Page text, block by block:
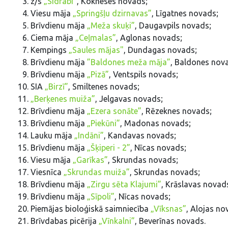
Viesu māja „Springšļu dzirnavas”, Līgatnes novads;
Brīvdienu māja „Meža skuķi”, Daugavpils novads;
Ciema māja „Ceļmalas”, Aglonas novads;
Kempings „Saules mājas", Dundagas novads;
Brīvdienu māja ”Baldones meža māja”, Baldones
Brīvdienu māja „Pizā”, Ventspils novads;
SIA „Birzī”, Smiltenes novads;
„Berķenes muiža”, Jelgavas novads;
Brīvdienu māja „Ezera sonāte”, Rēzeknes novads;
Brīvdienu māja „Piekūni”, Madonas novads;
Lauku māja „Indāni”, Kandavas novads;
Brīvdienu māja „Šķiperi - 2”, Nīcas novads;
Viesu māja „Garīkas”, Skrundas novads;
Viesnīca „Skrundas muiža”, Skrundas novads;
Brīvdienu māja „Zirgu sēta Klajumi”, Krāslavas
Brīvdienu māja „Sīpoli”, Nīcas novads;
Piemājas bioloģiskā saimniecība „Vīksnas”, Alojas
Brīvdabas picērija „Vīnkalni”, Beverīnas novads.